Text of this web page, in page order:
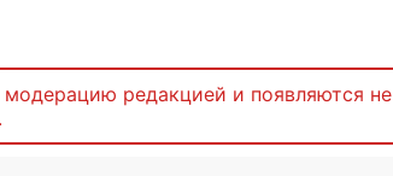
редакцией и появляются не